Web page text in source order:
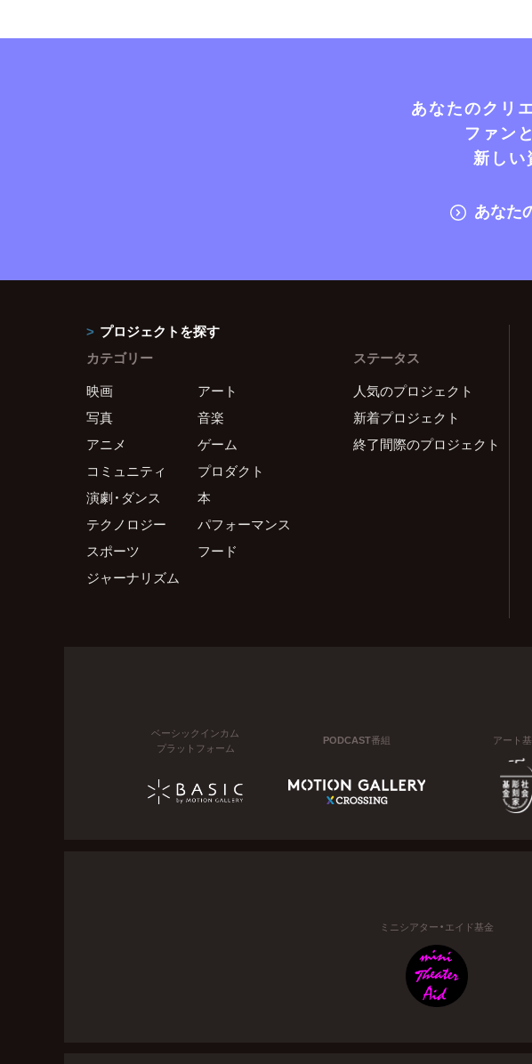
あなたのクリ
ファン
新しい
あなた
プロジェクトを探す
カテゴリー
映画
アート
写真
音楽
アニメ
ゲーム
コミュニティ
プロダクト
演劇・ダンス
本
テクノロジー
パフォーマンス
スポーツ
フード
ジャーナリズム
ステータス
人気のプロジェクト
新着プロジェクト
終了間際のプロジェクト
ベーシックインカム
プラットフォーム
PODCAST番組 アート
ミニシアター・エイド基金